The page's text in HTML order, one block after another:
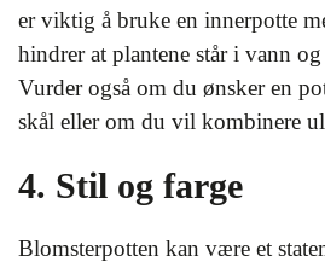
er viktig å bruke en innerpotte
hindrer at plantene står i vann
Vurder også om du ønsker en
skål eller om du vil kombinere
4. Stil og farge
Blomsterpotten kan være et